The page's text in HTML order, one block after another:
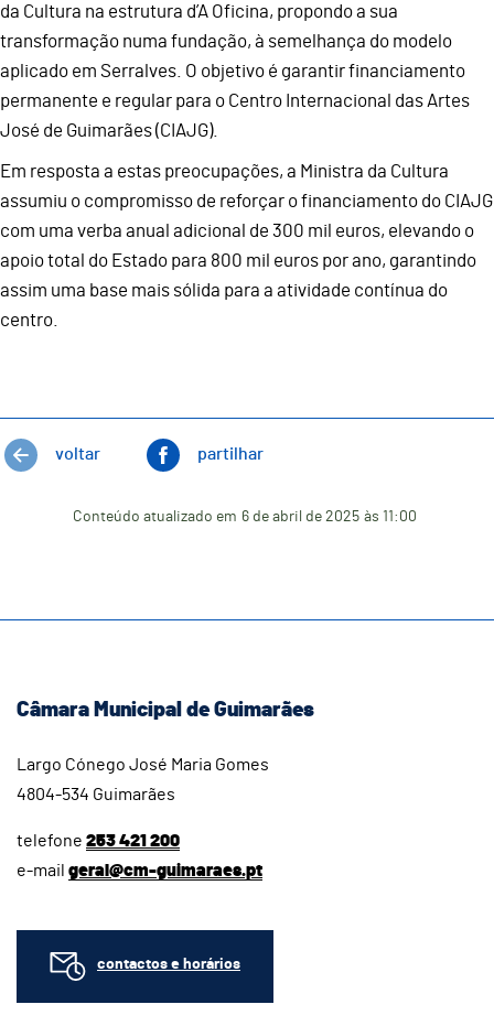
da Cultura na estrutura d’A Oficina, propondo a sua
transformação numa fundação, à semelhança do modelo
aplicado em Serralves. O objetivo é garantir financiamento
permanente e regular para o Centro Internacional das Artes
José de Guimarães (CIAJG).
Em resposta a estas preocupações, a Ministra da Cultura
assumiu o compromisso de reforçar o financiamento do CIAJG
com uma verba anual adicional de 300 mil euros, elevando o
apoio total do Estado para 800 mil euros por ano, garantindo
assim uma base mais sólida para a atividade contínua do
centro.
voltar partilhar
Conteúdo atualizado em 6 de abril de 2025 às 11:00
Câmara Municipal de Guimarães
Largo Cónego José Maria Gomes
4804-534 Guimarães
telefone 253 421 200
e-mail geral@cm-guimaraes.pt
contactos e horários